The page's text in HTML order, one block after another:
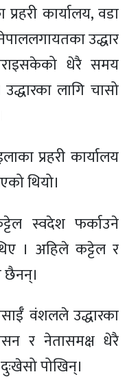
कार्यालय, वडा
उद्धार
धेरै समय
लागि चासो
प्रहरी कार्यालय
थियो।
स्वदेश फर्काउने
। अहिले कट्टेल र
वंशलले उद्धारका
र नेतासमक्ष धेरै
पोखिन्।